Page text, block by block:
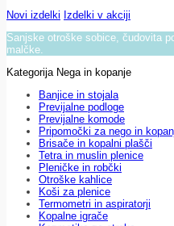
Novi izdelki Izdelki v akciji
Sanjske otroške sobice, čudovita
malčke.
Kategorija Nega in kopanje
Banjice in stojala
Previjalne podloge
Previjalne komode
Pripomočki za nego in
Brisače in kopalni plašči
Tetra in muslin plenice
Pleničke in robčki
Otroške kahlice
Koši za plenice
Termometri in aspiratorji
Kopalne igrače